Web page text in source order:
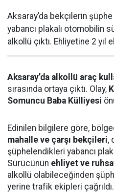
Aksaray’da bekçilerin
yabancı plakalı otomobilin
alkollü çıktı. Ehliyetine 2 yıl
Aksaray’da alkollü araç
sırasında ortaya çıktı. Olay,
Somuncu Baba Külliyesi
Edinilen bilgilere göre,
mahalle ve çarşı bekçileri,
şüphelendikleri yabancı
Sürücünün ehliyet ve
alkollü olabileceğinden
yerine trafik ekipleri çağrıldı.